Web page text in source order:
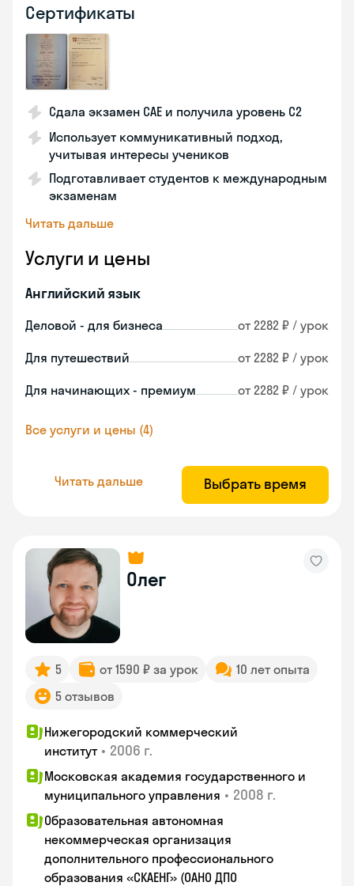
Сертификаты
Сдала экзамен CAE и получила уровень С2
Использует коммуникативный подход,
учитывая интересы учеников
Подготавливает студентов к международным
экзаменам
Читать дальше
Услуги и цены
Английский язык
Деловой - для бизнеса от 2282 ₽ / урок
Для путешествий от 2282 ₽ / урок
Для начинающих - премиум от 2282 ₽ / урок
Все услуги и цены (4)
Читать дальше Выбрать время
Олег
5 от 1590 ₽ за урок
10 лет опыта
5 отзывов
Нижегородский коммерческий
институт • 2006 г.
Московская академия государственного и
муниципального управления • 2008 г.
Образовательная автономная
некоммерческая организация
дополнительного профессионального
образования «СКАЕНГ» (ОАНО ДПО